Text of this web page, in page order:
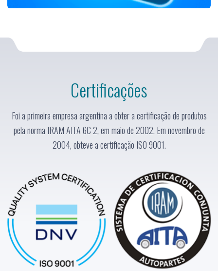
Certificações
Foi a primeira empresa argentina a obter a certificação de produtos
pela norma IRAM AITA 6C 2, em maio de 2002. Em novembro de
2004, obteve a certificação ISO 9001.